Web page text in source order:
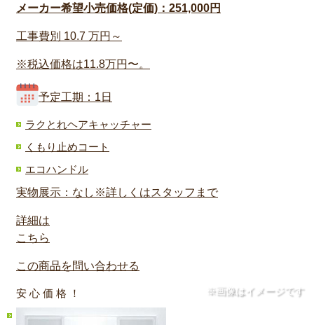
※画像はイメージです
メーカー希望小売価格(定価)：251,000円
工事費別 10.7 万円～
※税込価格は11.8万円〜。
予定工期：1日
ラクとれヘアキャッチャー
くもり止めコート
エコハンドル
実物展示：なし※詳しくはスタッフまで
詳細は
こちら
この商品を問い合わせる
安 心 価 格 ！